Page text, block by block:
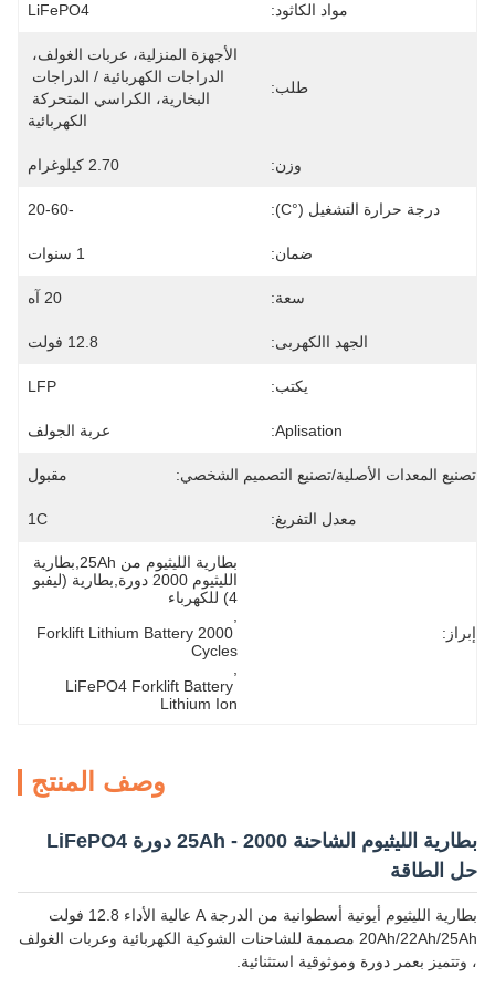
مواد الكاثود: LiFePO4
طلب:
الكهربائية
وزن: 2.70 كيلوغرام
درجة حرارة التشغيل (°C): -20-60
ضمان: 1 سنوات
سعة: 20 آه
الجهد االكهربى: 12.8 فولت
يكتب: LFP
Aplisation: عربة الجولف
تصنيع المعدات الأصلية/تصنيع التصميم الشخصي: مقبول
معدل التفريغ: 1C
إبراز:
4) للكهرباء
Forklift Lithium Battery 2000
Cycles
LiFePO4 Forklift Battery
Lithium Ion
وصف المنتج
بطارية الليثيوم الشاحنة 25Ah - 2000 دورة LiFePO4
حل الطاقة
بطارية الليثيوم أيونية أسطوانية من الدرجة A عالية الأداء 12.8 فولت
20Ah/22Ah/25Ah مصممة للشاحنات الشوكية الكهربائية وعربات الغولف
، وتتميز بعمر دورة وموثوقية استثنائية.